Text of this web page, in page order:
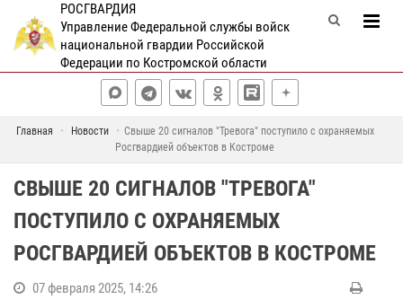
РОСГВАРДИЯ
Управление Федеральной службы войск
национальной гвардии Российской
Федерации по Костромской области
Главная Новости
Свыше 20 сигналов "Тревога" поступило с охраняемых
Росгвардией объектов в Костроме
СВЫШЕ 20 СИГНАЛОВ "ТРЕВОГА"
ПОСТУПИЛО С ОХРАНЯЕМЫХ
РОСГВАРДИЕЙ ОБЪЕКТОВ В КОСТРОМЕ
07 февраля 2025, 14:26